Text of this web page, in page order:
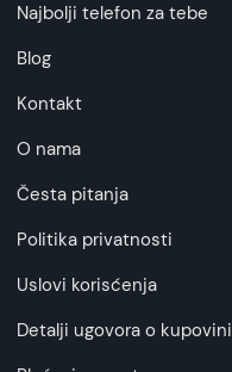
Najbolji telefon za tebe
Blog
Kontakt
O nama
Česta pitanja
Politika privatnosti
Uslovi korisćenja
Detalji ugovora o kupovini